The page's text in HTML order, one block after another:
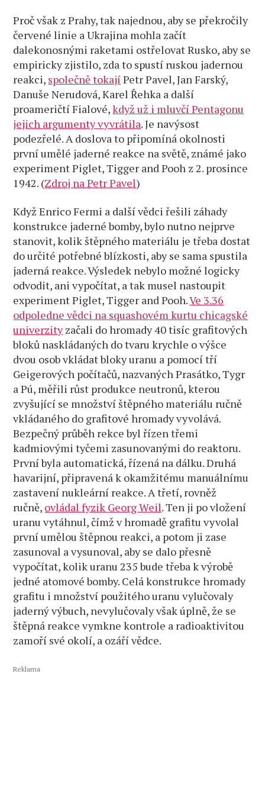
Proč však z Prahy, tak najednou, aby se překročily
červené linie a Ukrajina mohla začít
dalekonosnými raketami ostřelovat Rusko, aby se
empiricky zjistilo, zda to spustí ruskou jadernou
reakci, společně tokajíPetr Pavel, Jan Farský,
Danuše Nerudová, Karel Řehka a další
proameričtí Fialové,když už i mluvčí Pentagonu
jejich argumenty vyvrátila. Je navýsost
podezřelé. A doslova to připomíná okolnosti
první umělé jaderné reakce na světě, známé jako
experiment Piglet, Tigger and Pooh z 2. prosince
1942. (Zdroj na Petr Pavel)
Když Enrico Fermi a další vědci řešili záhady
konstrukce jaderné bomby, bylo nutno nejprve
stanovit, kolik štěpného materiálu je třeba dostat
do určité potřebné blízkosti, aby se sama spustila
jaderná reakce. Výsledek nebylo možné logicky
odvodit, ani vypočítat, a tak musel nastoupit
experiment Piglet, Tigger and Pooh.Ve 3.36
odpoledne vědci na squashovém kurtu chicagské
univerzityzačali do hromady 40 tisíc grafitových
bloků naskládaných do tvaru krychle o výšce
dvou osob vkládat bloky uranu a pomocí tří
Geigerových počítačů, nazvaných Prasátko, Tygr
a Pú, měřili růst produkce neutronů, kterou
zvyšující se množství štěpného materiálu ručně
vkládaného do grafitové hromady vyvolává.
Bezpečný průběh rekce byl řízen třemi
kadmiovými tyčemi zasunovanými do reaktoru.
První byla automatická, řízená na dálku. Druhá
havarijní, připravená k okamžitému manuálnímu
zastavení nukleární reakce. A třetí, rovněž
ručně, ovládal fyzik Georg Weil. Ten ji po vložení
uranu vytáhnul, čímž v hromadě grafitu vyvolal
první umělou štěpnou reakci, a potom ji zase
zasunoval a vysunoval, aby se dalo přesně
vypočítat, kolik uranu 235 bude třeba k výrobě
jedné atomové bomby. Celá konstrukce hromady
grafitu i množství použitého uranu vylučovaly
jaderný výbuch, nevylučovaly však úplně, že se
štěpná reakce vymkne kontrole a radioaktivitou
zamoří své okolí, a ozáří vědce.
Reklama